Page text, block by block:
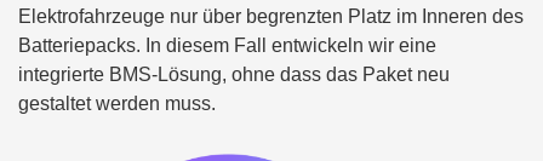
Elektrofahrzeuge nur über begrenzten Platz im Inneren des
Batteriepacks. In diesem Fall entwickeln wir eine
integrierte BMS-Lösung, ohne dass das Paket neu
gestaltet werden muss.